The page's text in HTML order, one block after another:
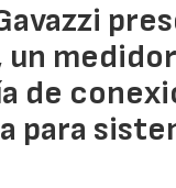
un
de
para